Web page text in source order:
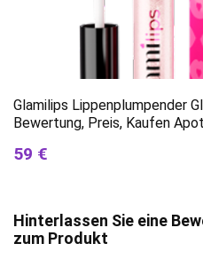
Glamilips Lippenplumpender
Bewertung, Preis, Kaufen
59 €
Hinterlassen Sie eine
zum Produkt